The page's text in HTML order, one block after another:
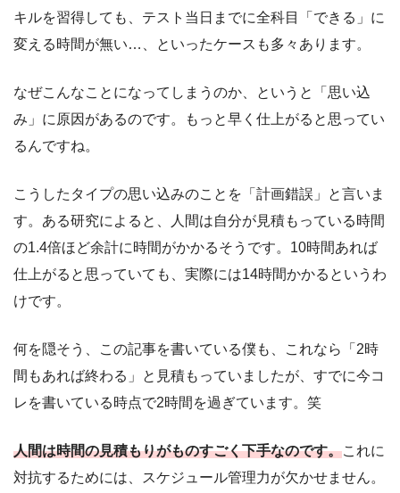
キルを習得しても、テスト当日までに全科目「できる」に
変える時間が無い…、といったケースも多々あります。
なぜこんなことになってしまうのか、というと「思い込
み」に原因があるのです。もっと早く仕上がると思ってい
るんですね。
こうしたタイプの思い込みのことを「計画錯誤」と言いま
す。ある研究によると、人間は自分が見積もっている時間
の1.4倍ほど余計に時間がかかるそうです。10時間あれば
仕上がると思っていても、実際には14時間かかるというわ
けです。
何を隠そう、この記事を書いている僕も、これなら「2時
間もあれば終わる」と見積もっていましたが、すでに今コ
レを書いている時点で2時間を過ぎています。笑
人間は時間の見積もりがものすごく下手なのです。これに
対抗するためには、スケジュール管理力が欠かせません。